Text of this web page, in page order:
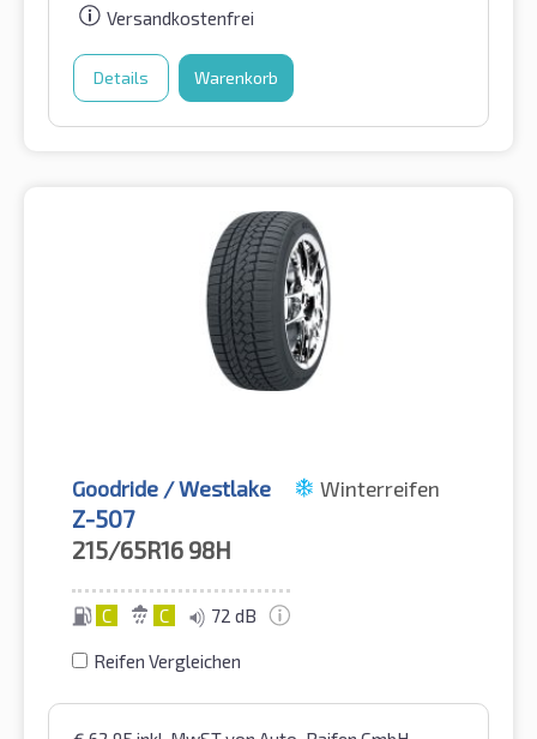
Versandkostenfrei
Details Warenkorb
Goodride / Westlake Winterreifen
Z-507
215/65R16 98H
C C 72 dB
Reifen Vergleichen